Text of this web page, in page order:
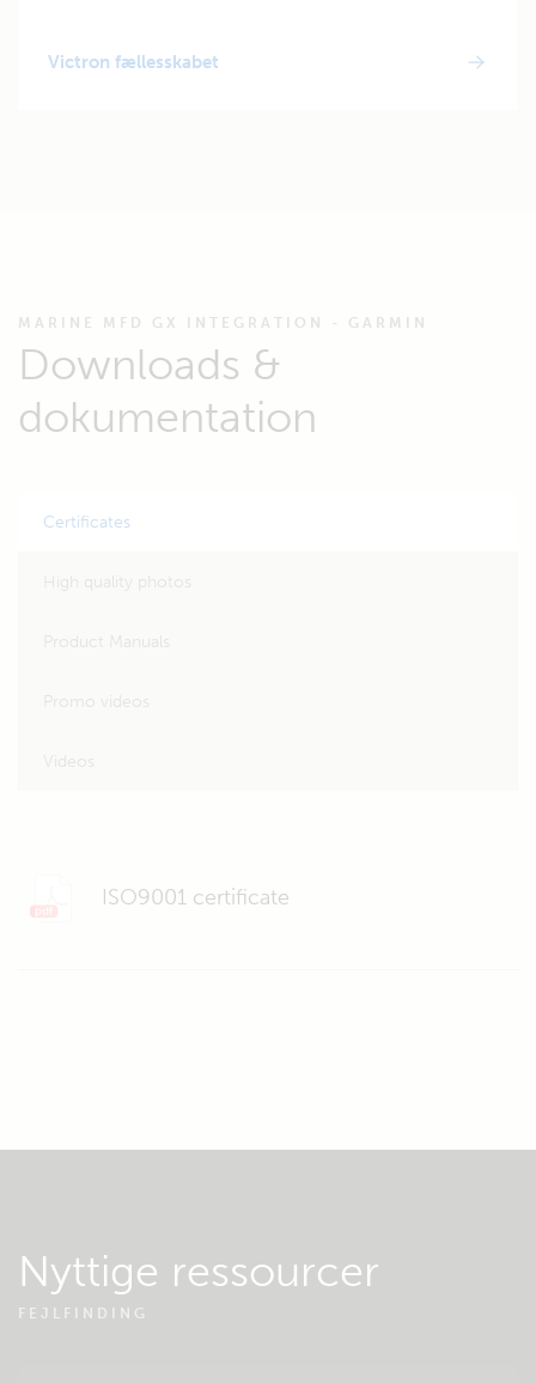
Victron fællesskabet
MARINE MFD GX INTEGRATION - GARMIN
Downloads &
dokumentation
Certificates
ISO9001 certificate
Nyttige ressourcer
FEJLFINDING